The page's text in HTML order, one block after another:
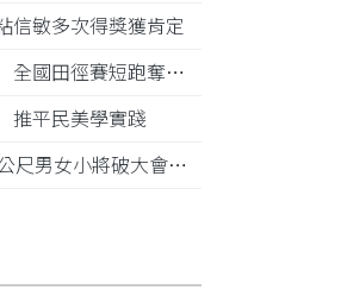
敏多次得獎獲肯定
田徑賽短跑奪金摘銅
平民美學實踐
女小將破大會紀錄